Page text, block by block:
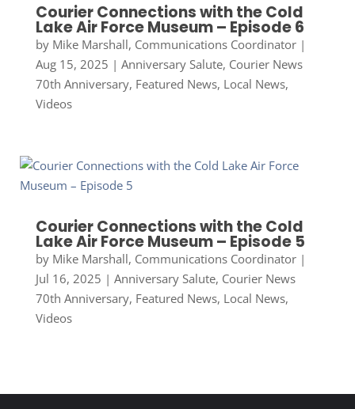
Courier Connections with the Cold
Lake Air Force Museum – Episode 6
by Mike Marshall, Communications Coordinator|
Aug 15, 2025 | Anniversary Salute, Courier News
70th Anniversary, Featured News, Local News,
Videos
Courier Connections with the Cold
Lake Air Force Museum – Episode 5
by Mike Marshall, Communications Coordinator|
Jul 16, 2025 | Anniversary Salute, Courier News
70th Anniversary, Featured News, Local News,
Videos